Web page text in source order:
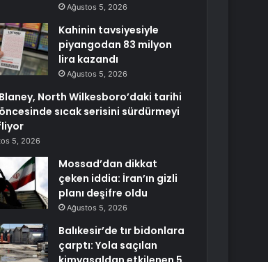
Ağustos 5, 2026
Kahinin tavsiyesiyle
piyangodan 83 milyon
lira kazandı
Ağustos 5, 2026
North Wilkesboro’daki tarihi
sıcak serisini sürdürmeyi
5, 2026
Mossad’dan dikkat
çeken iddia: İran’ın gizli
planı deşifre oldu
Ağustos 5, 2026
Balıkesir’de tır bidonlara
çarptı: Yola saçılan